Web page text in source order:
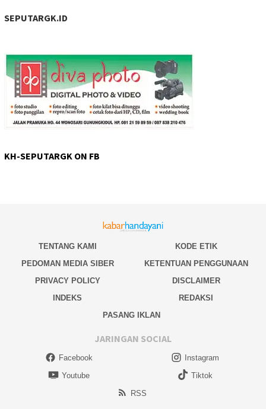
SEPUTARGK.ID
KH-SEPUTARGK ON FB
TENTANG KAMI
KODE ETIK
PEDOMAN MEDIA SIBER
KETENTUAN PENGGUNAAN
PRIVACY POLICY
DISCLAIMER
INDEKS
REDAKSI
PASANG IKLAN
JARINGAN SOCIAL
Facebook
Instagram
Youtube
Tiktok
RSS